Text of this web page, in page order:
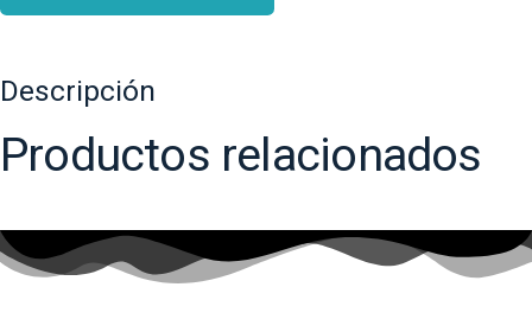
Descripción
Productos relacionados